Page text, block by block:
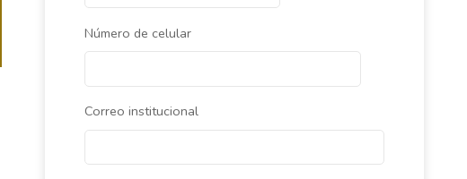
Número de celular
Correo institucional